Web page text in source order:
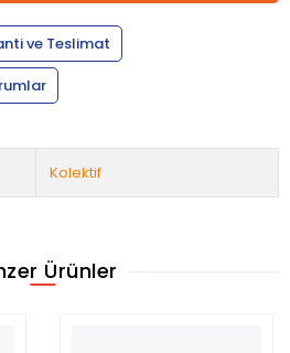
ve Teslimat
Kolektif
Ürünler